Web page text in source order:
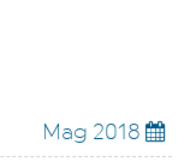
Mag 2018